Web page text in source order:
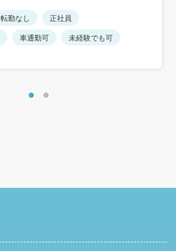
転勤なし
正社員
車通勤可 未経験でも可